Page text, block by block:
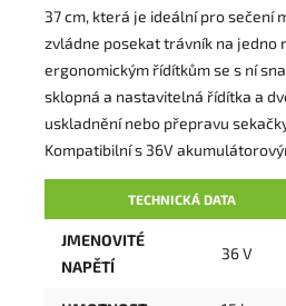
37 cm, která je ideální pro sečení
zvládne posekat trávník na jedno
ergonomickým řídítkům se s ní
sklopná a nastavitelná řídítka a
uskladnění nebo přepravu
Kompatibilní s 36V
TECHNICKÁ DATA
JMENOVITÉ
NAPĚTÍ
36 V